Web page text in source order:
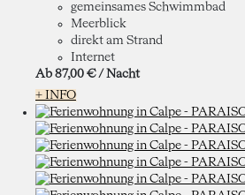
gemeinsames Schwimmbad
Meerblick
direkt am Strand
Internet
Ab 87,00 € / Nacht
+ INFO